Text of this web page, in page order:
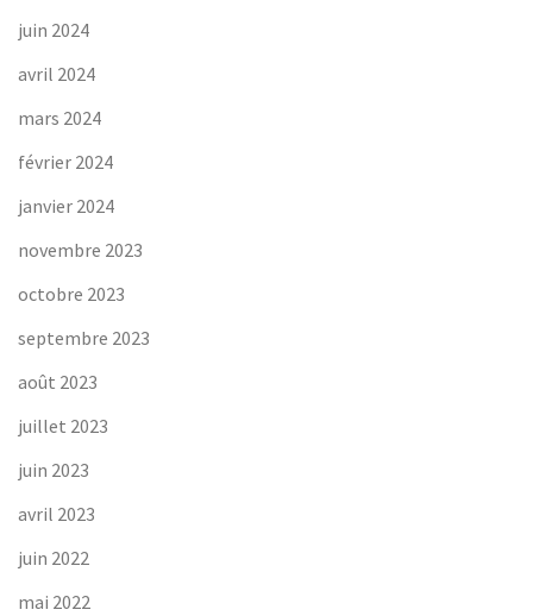
juin 2024
avril 2024
mars 2024
février 2024
janvier 2024
novembre 2023
octobre 2023
septembre 2023
août 2023
juillet 2023
juin 2023
avril 2023
juin 2022
mai 2022